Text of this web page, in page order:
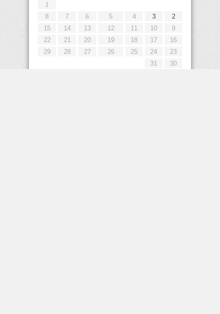
1
2
3
4
5
6
7
8
9
10
11
12
13
14
15
16
17
18
19
20
21
22
23
24
25
26
27
28
29
30
31